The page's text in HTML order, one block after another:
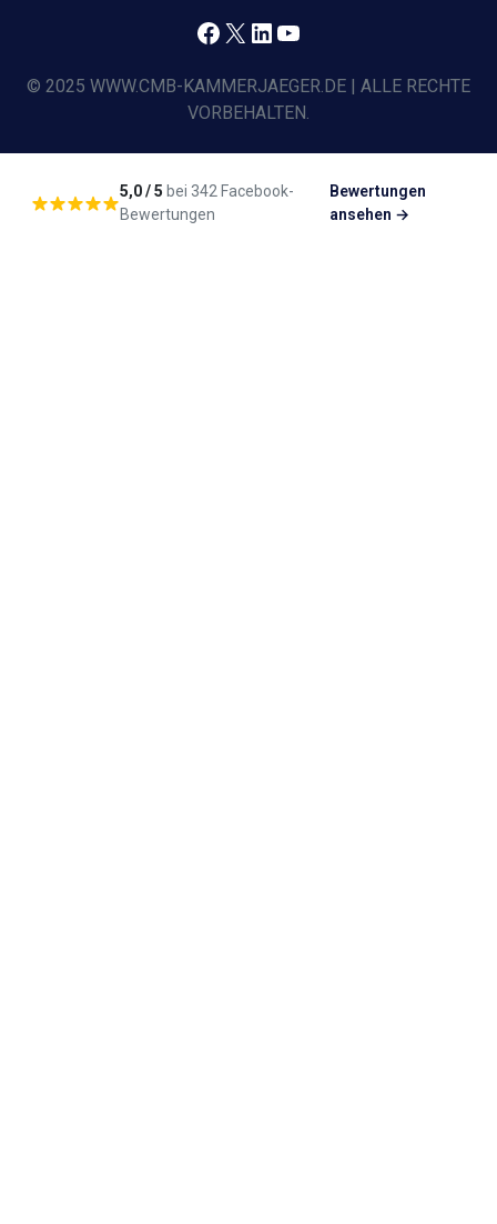
© 2025 WWW.CMB-KAMMERJAEGER.DE | ALLE RECHTE
VORBEHALTEN.
Facebook
X LinkedIn
YouTube
5,0 / 5 bei 342 Facebook-
Bewertungen
Bewertungen
ansehen →